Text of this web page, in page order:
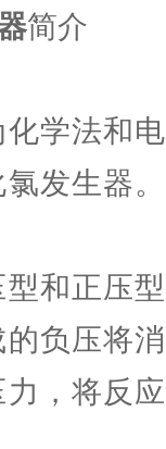
简介
学法和
发生器
和正压
负压将
，将反